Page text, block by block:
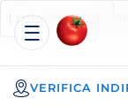
Posizionati sul
Posizionati
I miei acquisti
Esselunga
Spesa
Online
VERIFICA